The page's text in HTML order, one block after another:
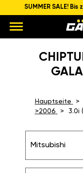
SUMMER SALE!
Hauptseite
>2006
3.0i
Mitsubishi